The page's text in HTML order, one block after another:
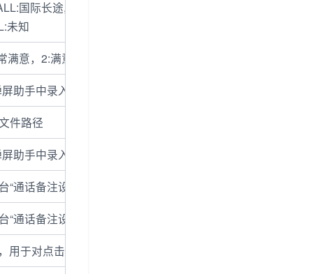
国际长途,
未知
意，2:满意，3不满意
助手中录入)
件路径
助手中录入)
“通话备注设置”售前，售后，批量外呼(弹屏助手中录入)
“通话备注设置”的子状态(弹屏助手中录入)
用于对点击呼叫接口进行支持，点击呼叫接口会立刻返回